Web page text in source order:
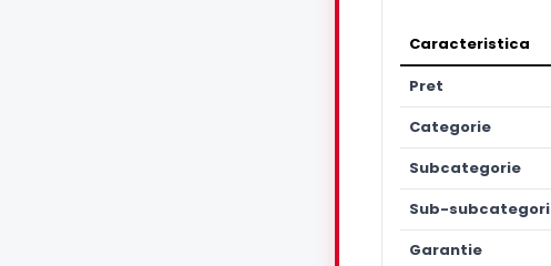
Caracteristica
Pret
Categorie
Subcategorie
Sub-
Garantie